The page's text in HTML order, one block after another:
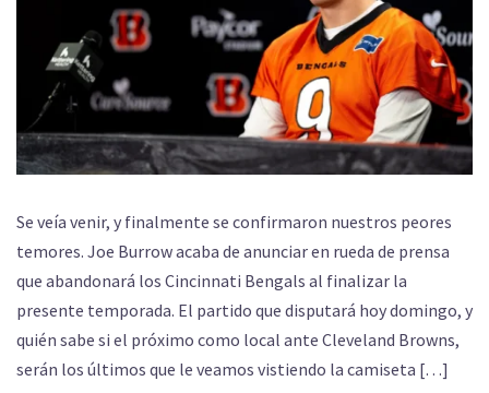
Se veía venir, y finalmente se confirmaron nuestros peores
temores. Joe Burrow acaba de anunciar en rueda de prensa
que abandonará los Cincinnati Bengals al finalizar la
presente temporada. El partido que disputará hoy domingo, y
quién sabe si el próximo como local ante Cleveland Browns,
serán los últimos que le veamos vistiendo la camiseta […]